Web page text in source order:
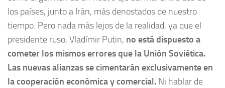
los países, junto a Irán, más denostados de nuestro
tiempo. Pero nada más lejos de la realidad, ya que el
presidente ruso, Vladímir Putin, no está dispuesto a
cometer los mismos errores que la Unión Soviética.
Las nuevas alianzas se cimentarán exclusivamente en
la cooperación económica y comercial. Ni hablar de